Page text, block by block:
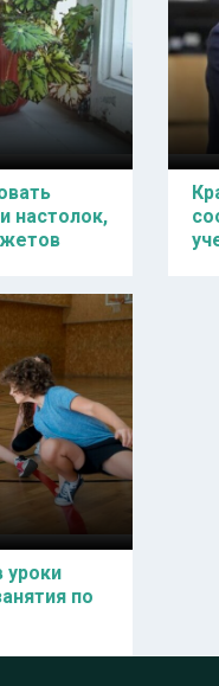
настолок,
уроки
по